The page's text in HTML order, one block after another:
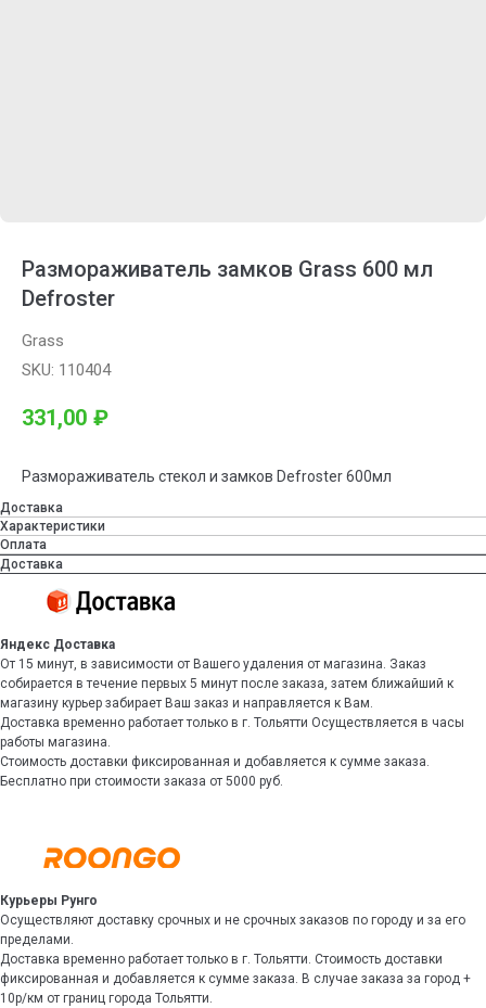
Размораживатель замков Grass 600 мл
Defroster
Grass
SKU: 110404
331,00 ₽
Размораживатель стекол и замков Defroster 600мл
Доставка
Характеристики
Оплата
Доставка
Яндекс Доставка
От 15 минут, в зависимости от Вашего удаления от магазина. Заказ
собирается в течение первых 5 минут после заказа, затем ближайший к
магазину курьер забирает Ваш заказ и направляется к Вам.
Доставка временно работает только в г. Тольятти Осуществляется в часы
работы магазина.
Стоимость доставки фиксированная и добавляется к сумме заказа.
Бесплатно при стоимости заказа от 5000 руб.
Курьеры Рунго
Осуществляют доставку срочных и не срочных заказов по городу и за его
пределами.
Доставка временно работает только в г. Тольятти. Стоимость доставки
фиксированная и добавляется к сумме заказа. В случае заказа за город +
10р/км от границ города Тольятти.